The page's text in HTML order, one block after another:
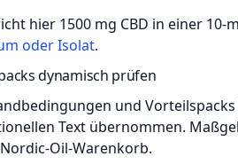
hier 1500 mg CBD in einer
oder Isolat.
dynamisch prüfen
und
Text übernommen.
Oil-Warenkorb.